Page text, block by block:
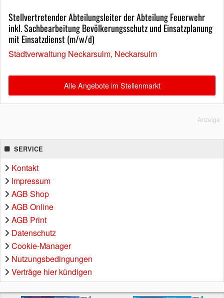
Stellvertretender Abteilungsleiter der Abteilung Feuerwehr
inkl. Sachbearbeitung Bevölkerungsschutz und Einsatzplanung
mit Einsatzdienst (m/w/d)
Stadtverwaltung Neckarsulm, Neckarsulm
Alle Angebote im Stellenmarkt
Anzeige
SERVICE
Kontakt
Impressum
AGB Shop
AGB Online
AGB Print
Datenschutz
Cookie-Manager
Nutzungsbedingungen
Verträge hier kündigen